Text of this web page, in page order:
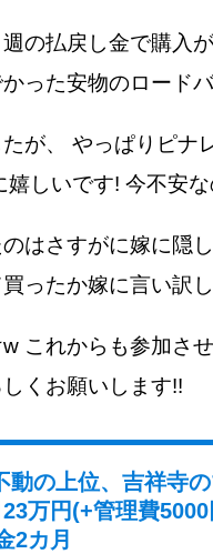
の払戻し金で購入
った安物のロード
が、 やっぱりピナ
しいです! 今不安な
はさすがに嫁に隠
ったか嫁に言い訳
これからも参加さ
くお願いします!!
動の上位、吉祥寺
万円(+管理費
2カ月